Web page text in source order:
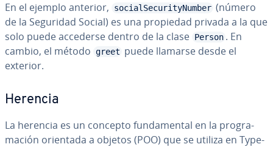
En el ejemplo anterior, socialSecurityNumber (número
de la Seguridad Social) es una propiedad privada a la que
solo puede accederse dentro de la clase Person . En
cambio, el método greet puede llamarse desde el
exterior.
Herencia
La herencia es un concepto fu­n­da­me­n­tal en la pro­gra­
ma­ción orientada a objetos (POO) que se utiliza en Ty­pe­